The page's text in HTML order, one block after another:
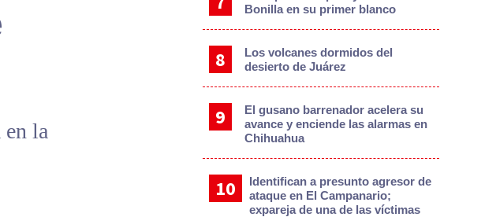
la
Bonilla en su primer blanco
Los volcanes dormidos del
desierto de Juárez
El gusano barrenador acelera su
avance y enciende las alarmas en
Chihuahua
Identifican a presunto agresor de
ataque en El Campanario;
expareja de una de las víctimas